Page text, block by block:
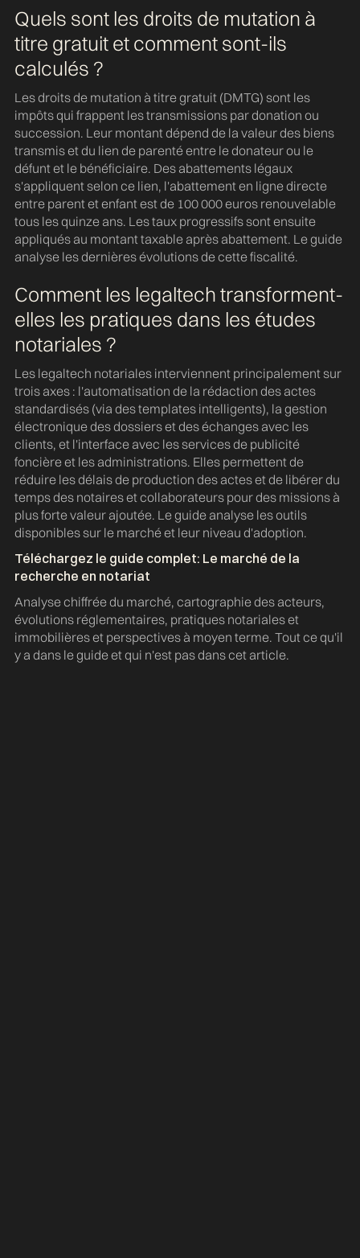
Quels sont les droits de mutation à
titre gratuit et comment sont-ils
calculés ?
Les droits de mutation à titre gratuit (DMTG) sont les
impôts qui frappent les transmissions par donation ou
succession. Leur montant dépend de la valeur des biens
transmis et du lien de parenté entre le donateur ou le
défunt et le bénéficiaire. Des abattements légaux
s'appliquent selon ce lien, l'abattement en ligne directe
entre parent et enfant est de 100 000 euros renouvelable
tous les quinze ans. Les taux progressifs sont ensuite
appliqués au montant taxable après abattement. Le guide
analyse les dernières évolutions de cette fiscalité.
Comment les legaltech transforment-
elles les pratiques dans les études
notariales ?
Les legaltech notariales interviennent principalement sur
trois axes : l'automatisation de la rédaction des actes
standardisés (via des templates intelligents), la gestion
électronique des dossiers et des échanges avec les
clients, et l'interface avec les services de publicité
foncière et les administrations. Elles permettent de
réduire les délais de production des actes et de libérer du
temps des notaires et collaborateurs pour des missions à
plus forte valeur ajoutée. Le guide analyse les outils
disponibles sur le marché et leur niveau d'adoption.
Téléchargez le guide complet: Le marché de la
recherche en notariat
Analyse chiffrée du marché, cartographie des acteurs,
évolutions réglementaires, pratiques notariales et
immobilières et perspectives à moyen terme. Tout ce qu'il
y a dans le guide et qui n'est pas dans cet article.